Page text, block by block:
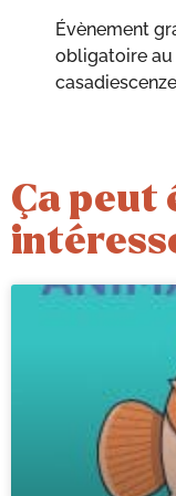
Évènement
obligatoire au
Ça peut